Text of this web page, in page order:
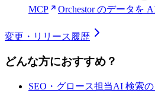
MCP Orchestor のデータを
変更・リリース履歴
どんな方におすすめ？
SEO・グロース担当AI 検索